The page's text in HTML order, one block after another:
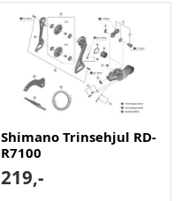
Shimano Trinsehjul RD-
R7100
219,-